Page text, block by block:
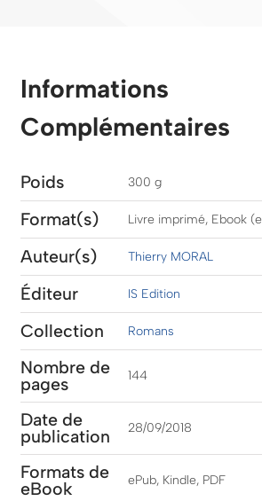
Informations
Complémentaires
Poids 300 g
Format(s) Livre imprimé, Ebook
Auteur(s) Thierry MORAL
Éditeur IS Edition
Collection Romans
Nombre de
pages 144
Date de
publication 28/09/2018
Formats de
eBook ePub, Kindle, PDF